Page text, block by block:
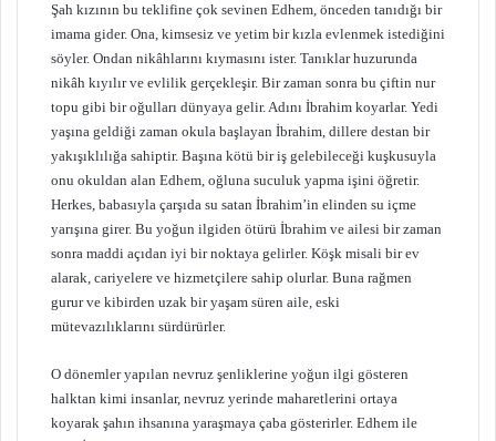
Şah kızının bu teklifine çok sevinen Edhem, önceden tanıdığı bir
imama gider. Ona, kimsesiz ve yetim bir kızla evlenmek istediğini
söyler. Ondan nikâhlarını kıymasını ister. Tanıklar huzurunda
nikâh kıyılır ve evlilik gerçekleşir. Bir zaman sonra bu çiftin nur
topu gibi bir oğulları dünyaya gelir. Adını İbrahim koyarlar. Yedi
yaşına geldiği zaman okula başlayan İbrahim, dillere destan bir
yakışıklılığa sahiptir. Başına kötü bir iş gelebileceği kuşkusuyla
onu okuldan alan Edhem, oğluna suculuk yapma işini öğretir.
Herkes, babasıyla çarşıda su satan İbrahim’in elinden su içme
yarışına girer. Bu yoğun ilgiden ötürü İbrahim ve ailesi bir zaman
sonra maddi açıdan iyi bir noktaya gelirler. Köşk misali bir ev
alarak, cariyelere ve hizmetçilere sahip olurlar. Buna rağmen
gurur ve kibirden uzak bir yaşam süren aile, eski
mütevazılıklarını sürdürürler.
O dönemler yapılan nevruz şenliklerine yoğun ilgi gösteren
halktan kimi insanlar, nevruz yerinde maharetlerini ortaya
koyarak şahın ihsanına yaraşmaya çaba gösterirler. Edhem ile